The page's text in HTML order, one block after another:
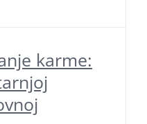
karme: